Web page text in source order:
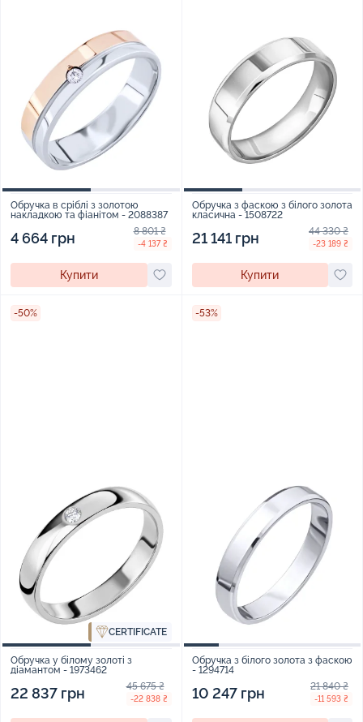
Обручка в сріблі з золотою
накладкою та фіанітом - 2088387
4 664 грн 8 801 ₴
-4 137 ₴
Купити
Обручка з фаскою з білого золота
класична - 1508722
21 141 грн 44 330 ₴
-23 189 ₴
Купити
-50%
CERTIFICATE
Обручка у білому золоті з
діамантом - 1973462
22 837 грн 45 675 ₴
-22 838 ₴
-53%
Обручка з білого золота з фаскою
- 1294714
10 247 грн 21 840 ₴
-11 593 ₴